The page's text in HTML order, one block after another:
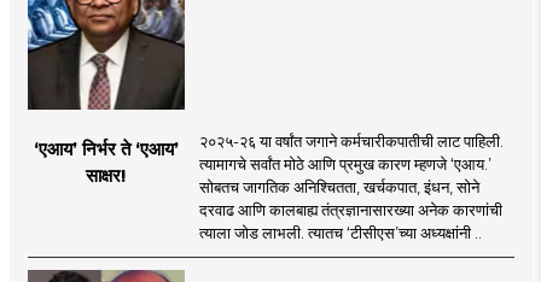
‘एआय’ निर्भर ते ‘एआय’
साक्षर!
२०२५-२६ या वर्षांत जगाने कर्मचारीकपातीची लाट पाहिली.
त्यामागचे सर्वांत मोठे आणि प्रमुख कारण म्हणजे ‘एआय.’
सोबतच जागतिक अनिश्चितता, खर्चकपात, इंधन, सोने
दरवाढ आणि कालबाह्य तंत्रज्ञानासारख्या अनेक कारणांची
त्याला जोड लाभली. त्यातच ‘टीसीएस’च्या अध्यक्षांनी ..